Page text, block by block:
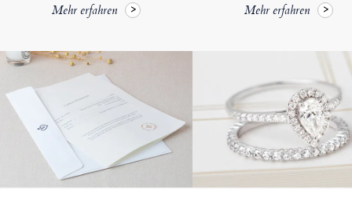
Mehr erfahren Mehr erfahren